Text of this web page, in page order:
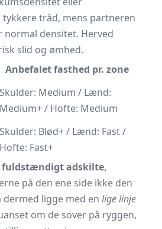
tråd, mens partneren
normal densitet. Herved
slid og ømhed.
Anbefalet fasthed pr. zone
Skulder: Medium / Lænd:
Medium+ / Hofte: Medium
Skulder: Blød+ / Lænd: Fast /
Hofte: Fast+
fuldstændigt adskilte,
på den ene side ikke den
dermed ligge med en lige linje
om de sover på ryggen,